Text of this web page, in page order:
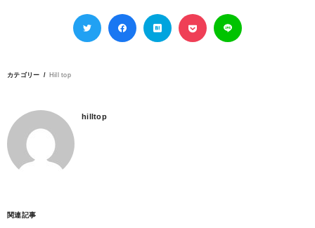
カテゴリー Hill top
hilltop
関連記事